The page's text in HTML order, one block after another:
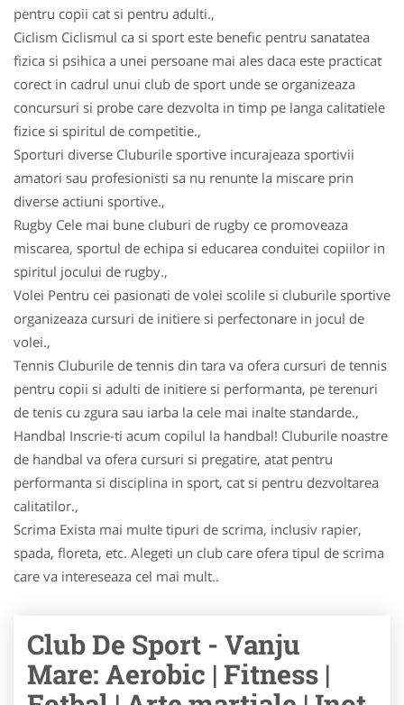
pentru copii cat si pentru adulti.,
Ciclism Ciclismul ca si sport este benefic pentru sanatatea
fizica si psihica a unei persoane mai ales daca este practicat
corect in cadrul unui club de sport unde se organizeaza
concursuri si probe care dezvolta in timp pe langa calitatiele
fizice si spiritul de competitie.,
Sporturi diverse Cluburile sportive incurajeaza sportivii
amatori sau profesionisti sa nu renunte la miscare prin
diverse actiuni sportive.,
Rugby Cele mai bune cluburi de rugby ce promoveaza
miscarea, sportul de echipa si educarea conduitei copiilor in
spiritul jocului de rugby.,
Volei Pentru cei pasionati de volei scolile si cluburile sportive
organizeaza cursuri de initiere si perfectonare in jocul de
volei.,
Tennis Cluburile de tennis din tara va ofera cursuri de tennis
pentru copii si adulti de initiere si performanta, pe terenuri
de tenis cu zgura sau iarba la cele mai inalte standarde.,
Handbal Inscrie-ti acum copilul la handbal! Cluburile noastre
de handbal va ofera cursuri si pregatire, atat pentru
performanta si disciplina in sport, cat si pentru dezvoltarea
calitatilor.,
Scrima Exista mai multe tipuri de scrima, inclusiv rapier,
spada, floreta, etc. Alegeti un club care ofera tipul de scrima
care va intereseaza cel mai mult..
Club De Sport - Vanju
Mare: Aerobic | Fitness |